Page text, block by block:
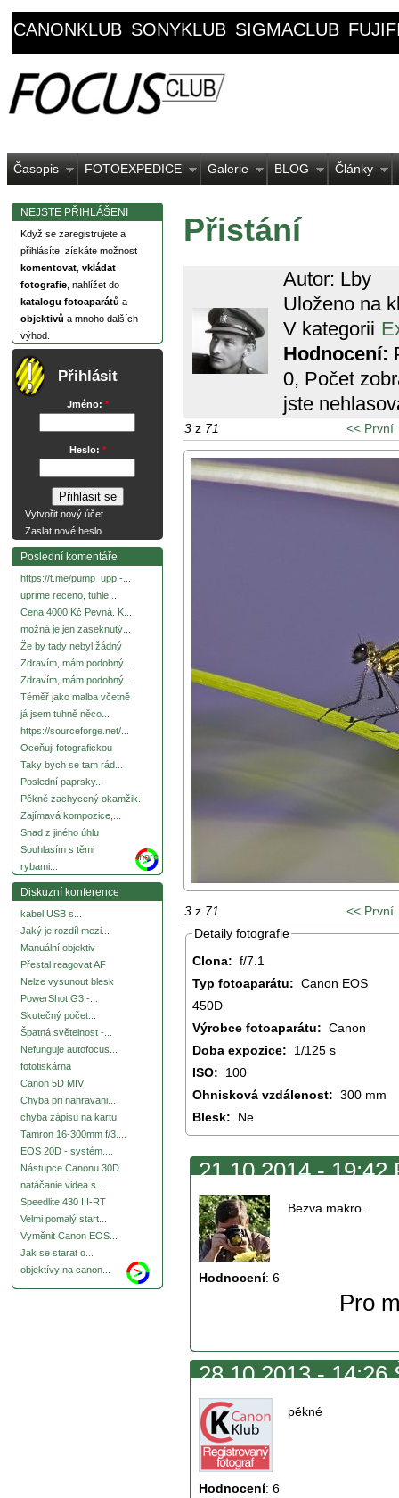
CANONKLUB SONYKLUB SIGMACLUB
Časopis FOTOEXPEDICE Galerie BLOG Články
NEJSTE PŘIHLÁŠENI
Když se zaregistrujete a
přihlásíte, získáte možnost
komentovat vkládat
fotografie , nahlížet do
katalogu fotoaparátů a
objektivů a mnoho dalších
výhod.
Přihlásit
Jméno: *
Heslo: *
Vytvořit nový účet
Zaslat nové heslo
Poslední komentáře
https://t.me/pump_upp -...
uprime receno, tuhle...
Cena 4000 Kč Pevná. K...
možná je jen zaseknutý...
Že by tady nebyl žádný
Zdravím, mám podobný...
Zdravím, mám podobný...
Téměř jako malba včetně
já jsem tuhně něco...
https://sourceforge.net/...
Oceňuji fotografickou
Taky bych se tam rád...
Poslední paprsky...
Pěkně zachycený okamžik.
Zajímavá kompozice,...
Snad z jiného úhlu
Souhlasím s těmi
rybami...
more
Diskuzní konference
kabel USB s...
Jaký je rozdíl mezi...
Manuální objektiv
Přestal reagovat AF
Nelze vysunout blesk
PowerShot G3 -...
Skutečný počet...
Špatná světelnost -...
Nefunguje autofocus...
fototiskárna
Canon 5D MIV
Chyba pri nahravani...
chyba zápisu na kartu
Tamron 16-300mm f/3....
EOS 20D - systém....
Nástupce Canonu 30D
natáčanie videa s...
Speedlite 430 III-RT
Velmi pomalý start...
Vyměnit Canon EOS...
Jak se starat o...
objektívy na canon...
Přistání
Autor: Lby
Uloženo na
V kategorii
Hodnocení:
0, Počet
jste
3 z 71 << První
3 z 71
<< První
Detaily fotografie
Clona: f/7.1
Typ fotoaparátu:
450D
Výrobce fotoaparátu: Canon
Doba expozice:
1/125 s
ISO:
100
Ohnisková vzdálenost: 300 mm
Blesk:
Ne
21.10.2014 -
Hodnocení: 6
Bezva makro.
Pro
28.10.2013 -
Hodnocení: 6
pěkné